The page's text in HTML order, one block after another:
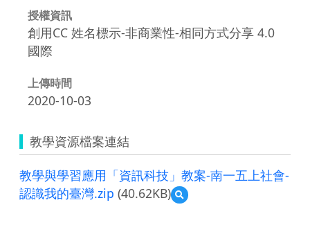
授權資訊
創用CC 姓名標示-非商業性-相同方式分享 4.0
國際
上傳時間
2020-10-03
教學資源檔案連結
教學與學習應用「資訊科技」教案-南一五上社會-
認識我的臺灣.zip (40.62KB)
預
覽